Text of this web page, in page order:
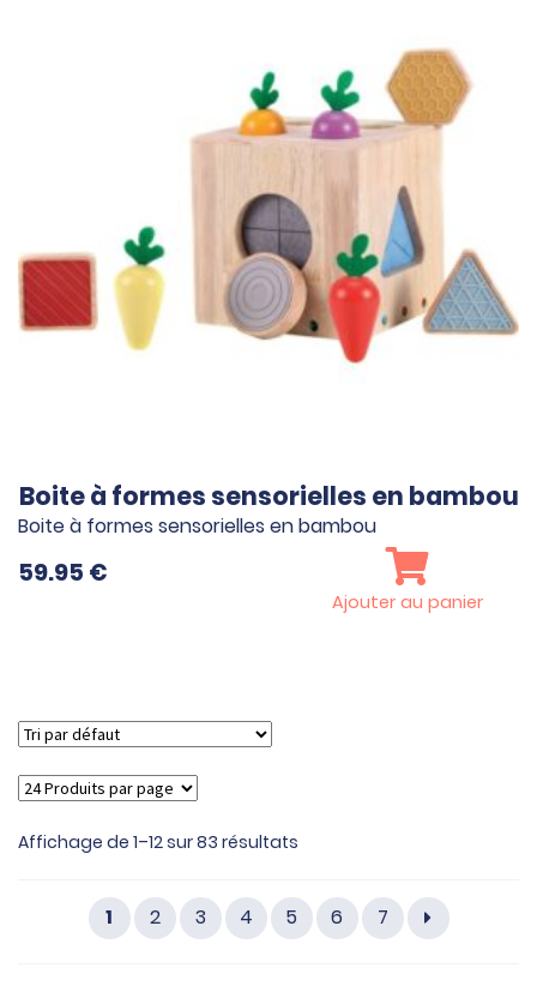
Boite à formes sensorielles en bambou
Boite à formes sensorielles en bambou
59.95 €
Ajouter au panier
Affichage de 1–12 sur 83 résultats
1 2 3 4 5 6 7